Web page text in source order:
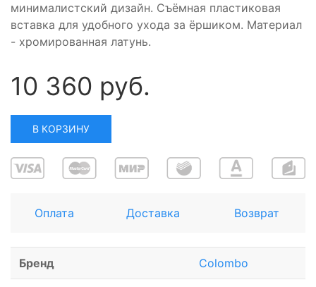
минималистский дизайн. Съёмная пластиковая
вставка для удобного ухода за ёршиком. Материал
- хромированная латунь.
10 360 руб.
В КОРЗИНУ
Оплата Доставка Возврат
Бренд Colombo